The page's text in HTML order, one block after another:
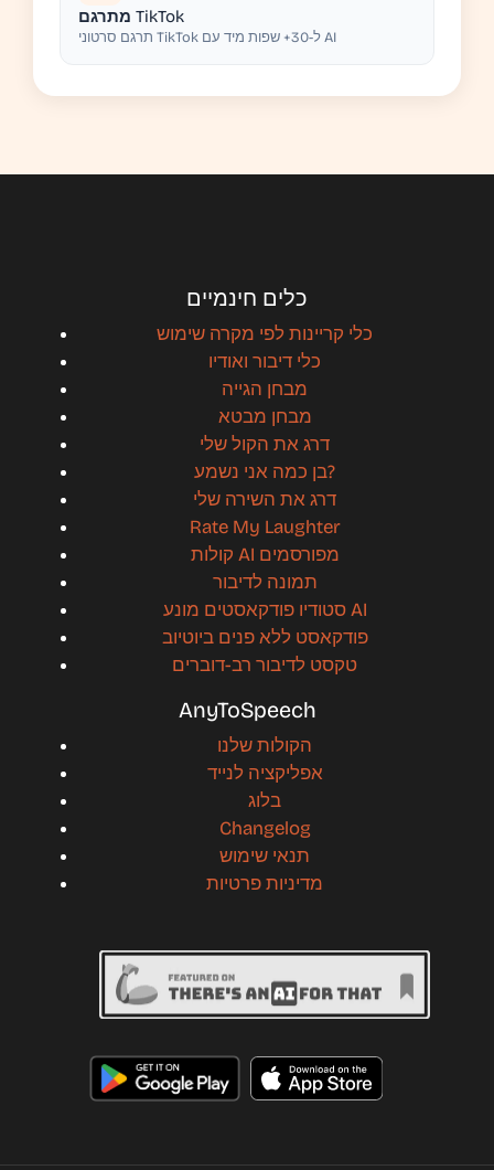
מתרגם TikTok
תרגם סרטוני TikTok ל-30+ שפות מיד עם AI
כלים חינמיים
כלי קריינות לפי מקרה שימוש
כלי דיבור ואודיו
מבחן הגייה
מבחן מבטא
דרג את הקול שלי
בן כמה אני נשמע?
דרג את השירה שלי
Rate My Laughter
קולות AI מפורסמים
תמונה לדיבור
סטודיו פודקאסטים מונע AI
פודקאסט ללא פנים ביוטיוב
טקסט לדיבור רב-דוברים
AnyToSpeech
הקולות שלנו
אפליקציה לנייד
בלוג
Changelog
תנאי שימוש
מדיניות פרטיות